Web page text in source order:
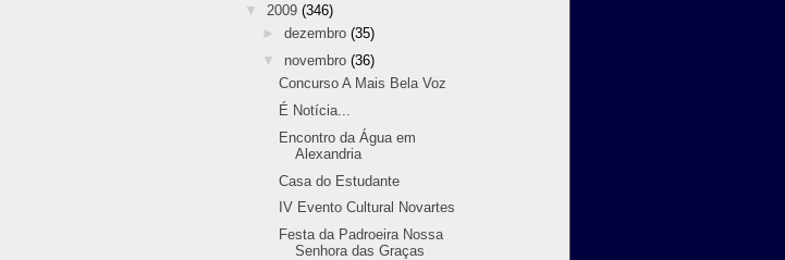
▼ 2009 (346)
► dezembro (35)
▼ novembro (36)
Concurso A Mais Bela Voz
É Notícia...
Encontro da Água em
Alexandria
Casa do Estudante
IV Evento Cultural Novartes
Festa da Padroeira Nossa
Senhora das Graças